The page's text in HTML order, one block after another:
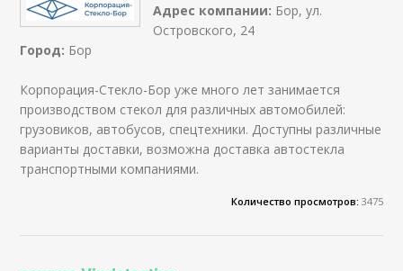
Адрес компании: Бор, ул.
Островского, 24
Город: Бор
Корпорация-Стекло-Бор уже много лет занимается
производством стекол для различных автомобилей:
грузовиков, автобусов, спецтехники. Доступны различные
варианты доставки, возможна доставка автостекла
транспортными компаниями.
Количество просмотров: 3475